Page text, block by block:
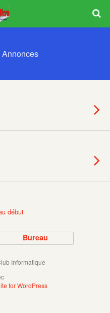
Annonces
début
Bureau
Informatique
for WordPress